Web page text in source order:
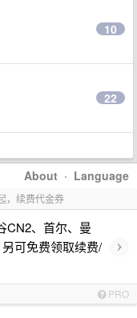
10
22
About · Language
，续费代金券
CN2、首尔、曼
可免费领取续费/
›
PRO